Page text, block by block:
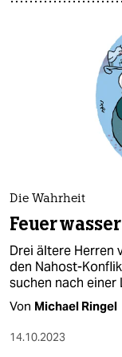
Die Wahrheit
Drei ältere Herren
den Nahost-
suchen nach einer
Von Michael Ringel
14.10.2023